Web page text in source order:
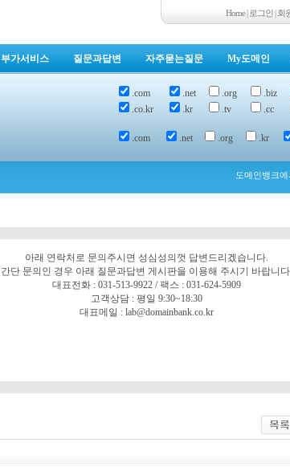
Home| 로그인|회
부가서비스 질문과답변 자주묻는질문 My도메인
.com .net .org .biz
.co.kr
.kr .tv .cc
.com .net .org .kr
도메인뱅크
아래 연락처로 문의주시면 성심성의껏 답변드리겠습니다.
간단 문의인 경우 아래 질문과답변 게시판을 이용해 주시기 바랍니
대표전화 : 031-513-9922 / 팩스 : 031-624-5909
고객상담 : 평일 9:30~18:30
대표메일 : lab@domainbank.co.kr